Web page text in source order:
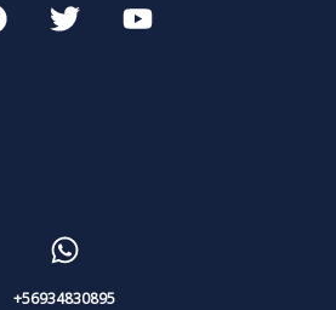
+56934830895